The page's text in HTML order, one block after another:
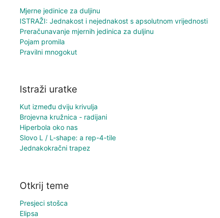
Mjerne jedinice za duljinu
ISTRAŽI: Jednakost i nejednakost s apsolutnom vrijednosti
Preračunavanje mjernih jedinica za duljinu
Pojam promila
Pravilni mnogokut
Istraži uratke
Kut između dviju krivulja
Brojevna kružnica - radijani
Hiperbola oko nas
Slovo L / L-shape: a rep-4-tile
Jednakokračni trapez
Otkrij teme
Presjeci stošca
Elipsa